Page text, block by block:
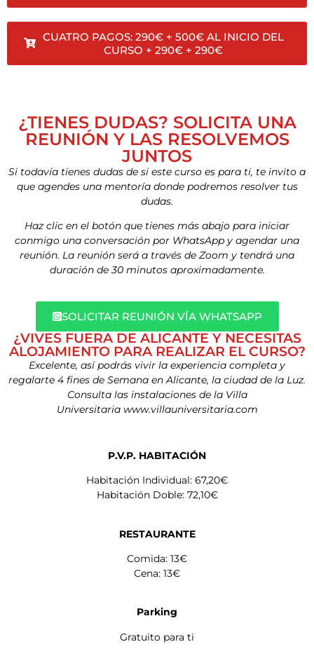
CUATRO PAGOS: 290€ + 500€ AL INICIO DEL
CURSO + 290€ + 290€
¿TIENES DUDAS? SOLICITA UNA
REUNIÓN Y LAS RESOLVEMOS
JUNTOS
Si todavía tienes dudas de si este curso es para ti, te invito a
que agendes una mentoría donde podremos resolver tus
dudas.
Haz clic en el botón que tienes más abajo para iniciar
conmigo una conversación por WhatsApp y agendar una
reunión. La reunión será a través de Zoom y tendrá una
duración de 30 minutos aproximadamente.
SOLICITAR REUNIÓN VÍA WHATSAPP
¿VIVES FUERA DE ALICANTE Y NECESITAS
ALOJAMIENTO PARA REALIZAR EL CURSO?
Excelente, así podrás vivir la experiencia completa y
regalarte 4 fines de Semana en Alicante, la ciudad de la Luz.
Consulta las instalaciones de la Villa
Universitaria www.villauniversitaria.com
P.V.P. HABITACIÓN
Habitación Individual: 67,20€
Habitación Doble: 72,10€
RESTAURANTE
Comida: 13€
Cena: 13€
Parking
Gratuito para ti